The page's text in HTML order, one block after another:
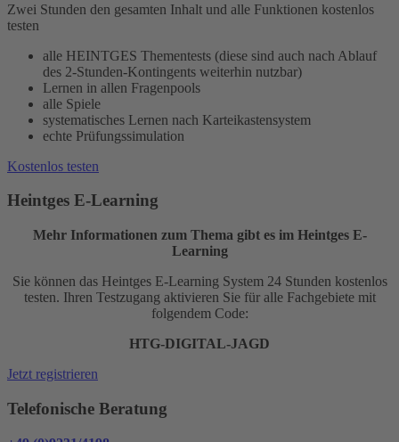
Zwei Stunden den gesamten Inhalt und alle Funktionen kostenlos
testen
alle HEINTGES Thementests (diese sind auch nach Ablauf
des 2-Stunden-Kontingents weiterhin nutzbar)
Lernen in allen Fragenpools
alle Spiele
systematisches Lernen nach Karteikastensystem
echte Prüfungssimulation
Kostenlos testen
Heintges E-Learning
Mehr Informationen zum Thema gibt es im Heintges E-
Learning
Sie können das Heintges E-Learning System 24 Stunden kostenlos
testen. Ihren Testzugang aktivieren Sie für alle Fachgebiete mit
folgendem Code:
HTG-DIGITAL-JAGD
Jetzt registrieren
Telefonische Beratung